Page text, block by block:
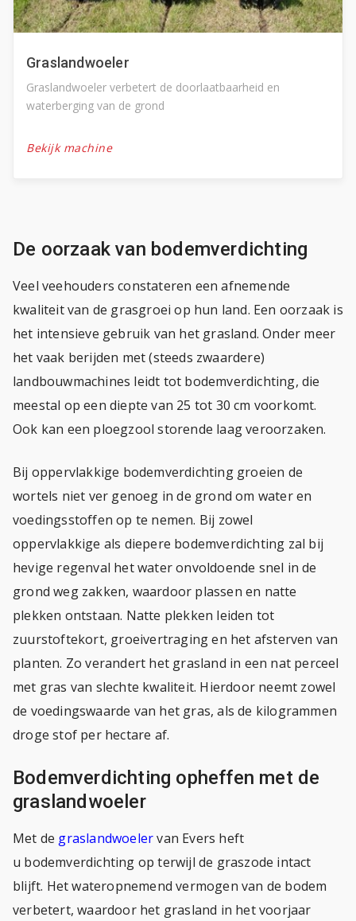
Graslandwoeler
Graslandwoeler verbetert de doorlaatbaarheid en
waterberging van de grond
Bekijk machine
De oorzaak van bodemverdichting
Veel veehouders constateren een afnemende
kwaliteit van de grasgroei op hun land. Een oorzaak is
het intensieve gebruik van het grasland. Onder meer
het vaak berijden met (steeds zwaardere)
landbouwmachines leidt tot bodemverdichting, die
meestal op een diepte van 25 tot 30 cm voorkomt.
Ook kan een ploegzool storende laag veroorzaken.
Bij oppervlakkige bodemverdichting groeien de
wortels niet ver genoeg in de grond om water en
voedingsstoffen op te nemen. Bij zowel
oppervlakkige als diepere bodemverdichting zal bij
hevige regenval het water onvoldoende snel in de
grond weg zakken, waardoor plassen en natte
plekken ontstaan. Natte plekken leiden tot
zuurstoftekort, groeivertraging en het afsterven van
planten. Zo verandert het grasland in een nat perceel
met gras van slechte kwaliteit. Hierdoor neemt zowel
de voedingswaarde van het gras, als de kilogrammen
droge stof per hectare af.
Bodemverdichting opheffen met de
graslandwoeler
Met de graslandwoelervan Evers heft
u bodemverdichting op terwijl de graszode intact
blijft. Het wateropnemend vermogen van de bodem
verbetert, waardoor het grasland in het voorjaar